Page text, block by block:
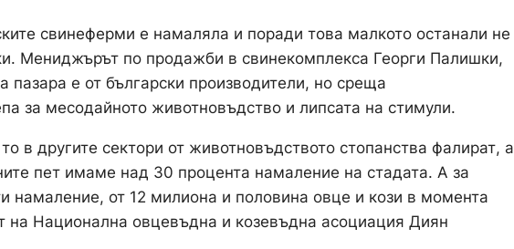
свинеферми е намаляла и поради това малкото останали не
Мениджърът по продажби в свинекомплекса Георги Палишки,
пазара е от български производители, но среща
за месодайното животновъдство и липсата на стимули.
в другите сектори от животновъдството стопанства фалират, а
пет имаме над 30 процента намаление на стадата. А за
намаление, от 12 милиона и половина овце и кози в момента
на Национална овцевъдна и козевъдна асоциация Диян